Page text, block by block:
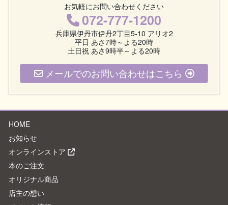
お気軽にお問い合わせください
072-777-1200
兵庫県伊丹市伊丹2丁目5-10 アリオ2
平日 あさ7時～よる20時
土日祝 あさ9時半～よる20時
メールでのお問い合わせはこちら
HOME
お知らせ
オンラインストア
本のご注文
オリジナル商品
店主の想い